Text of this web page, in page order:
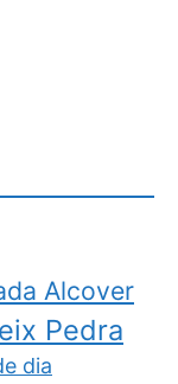
Alcover
Pedra
dia